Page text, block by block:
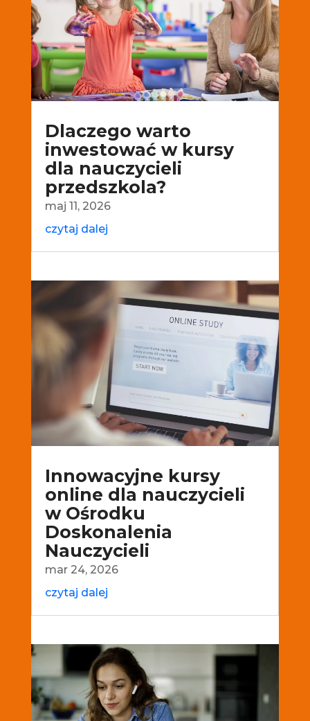
Dlaczego warto
inwestować w kursy
dla nauczycieli
przedszkola?
maj 11, 2026
czytaj dalej
Innowacyjne kursy
online dla nauczycieli
w Ośrodku
Doskonalenia
Nauczycieli
mar 24, 2026
czytaj dalej